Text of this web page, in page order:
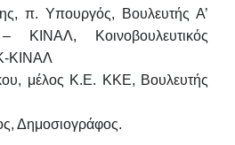
, π. Υπουργός, Βουλευτής Α’
Κοινοβουλευτικός
ΚΙΝΑΛ
, μέλος Κ.Ε. ΚΚΕ, Βουλευτής
, Δημοσιογράφος.